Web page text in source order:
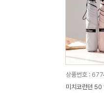
상품번호 :
미치코런던 50